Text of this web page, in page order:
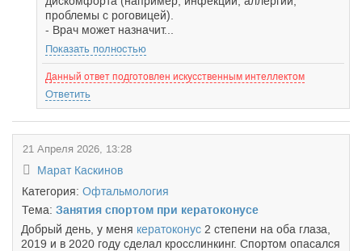
проблемы с роговицей).
- Врач может назначит...
Показать полностью
Данный ответ подготовлен искусственным интеллектом
Ответить
21 Апреля 2026, 13:28
Марат Каскинов
Категория: Офтальмология
Тема: Занятия спортом при кератоконусе
Добрый день, у меня кератоконус 2 степени на оба глаза,
2019 и в 2020 году сделал кросслинкинг. Спортом опасался